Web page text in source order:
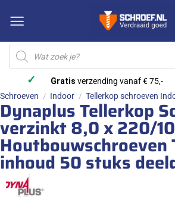
naar
inhoud
Producten
zoeken
✓ Gratis verzending vanaf € 75,-
Schroeven / Indoor / Tellerkop schroeven
Dynaplus Tellerkop
verzinkt 8,0 x 220/
Houtbouwschroeven
inhoud 50 stuks